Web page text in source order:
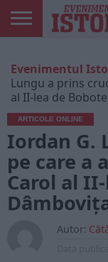
ONLINE
EDIȚII
TIPĂRITE
ISTORIC
PLAY
CONTUL
MEU
Evenimentul
Lungu a prins
al II-lea de
ARTICOLE ONLINE
Iordan G.
pe care a
Carol al
Autor: